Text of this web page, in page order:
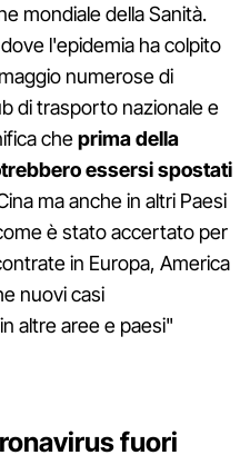
mondiale della Sanità.
l'epidemia ha colpito
numerose di
di trasporto nazionale e
cheprima della
essersi spostati
ma anche in altri Paesi
è stato accertato per
in Europa, America
nuovi casi
altre aree e paesi"
fuori